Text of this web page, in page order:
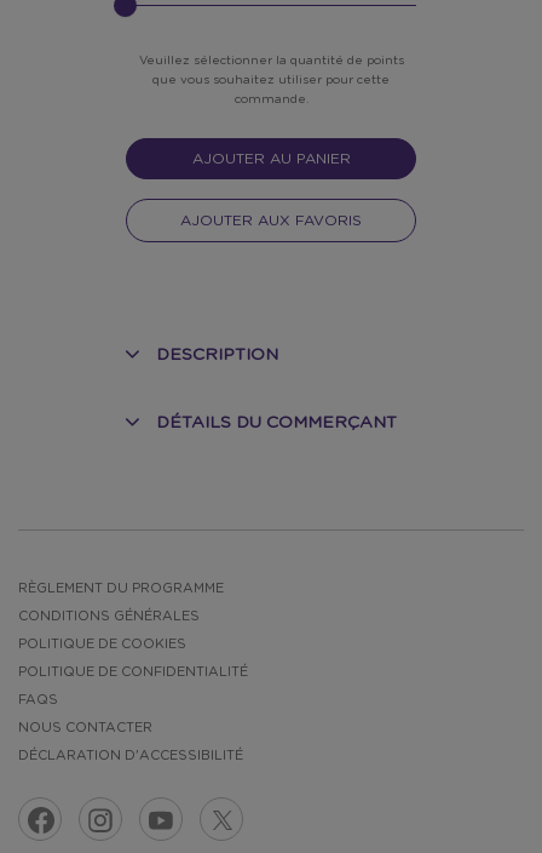
Veuillez sélectionner la quantité de points
que vous souhaitez utiliser pour cette
commande.
AJOUTER AU PANIER
AJOUTER AUX FAVORIS
DESCRIPTION
DÉTAILS DU COMMERÇANT
RÈGLEMENT DU PROGRAMME
CONDITIONS GÉNÉRALES
POLITIQUE DE COOKIES
POLITIQUE DE CONFIDENTIALITÉ
FAQS
NOUS CONTACTER
DÉCLARATION D'ACCESSIBILITÉ